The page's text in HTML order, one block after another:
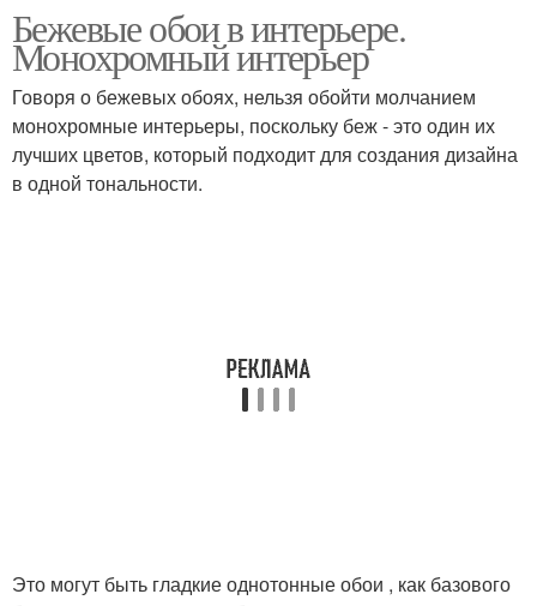
Бежевые обои в интерьере.
Монохромный интерьер
Говоря о бежевых обоях, нельзя обойти молчанием
монохромные интерьеры, поскольку беж - это один их
лучших цветов, который подходит для создания дизайна
в одной тональности.
Это могут быть гладкие однотонные обои , как базового